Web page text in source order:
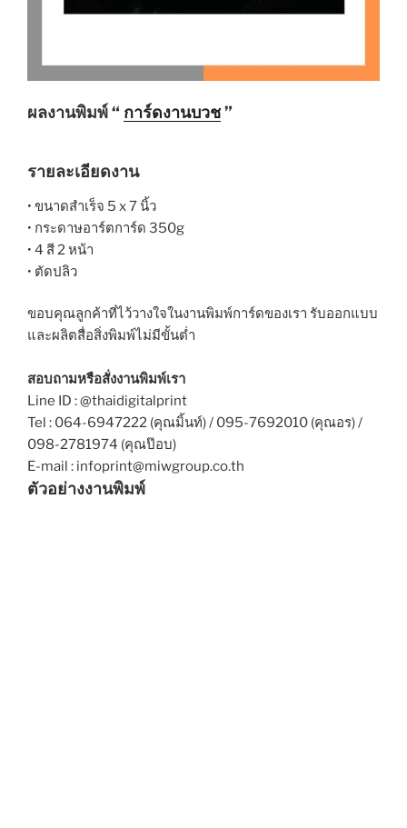
ผลงานพิมพ์ “ การ์ดงานบวช”
รายละเอียดงาน
• ขนาดสำเร็จ 5 x 7 นิ้ว
• กระดาษอาร์ตการ์ด 350g
• 4 สี 2 หน้า
• ตัดปลิว
ขอบคุณลูกค้าที่ไว้วางใจในงานพิมพ์การ์ดของเรา รับออกแบบ
และผลิตสื่อสิ่งพิมพ์ไม่มีขั้นต่ำ
สอบถามหรือสั่งงานพิมพ์เรา
Line ID : @thaidigitalprint
Tel : 064-6947222 (คุณมิ้นท์) / 095-7692010 (คุณอร) /
098-2781974 (คุณป๊อบ)
E-mail : infoprint@miwgroup.co.th
ตัวอย่างงานพิมพ์